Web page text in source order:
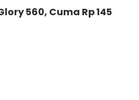
560, Cuma Rp 145